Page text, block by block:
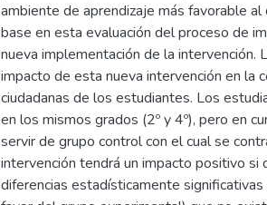
ambiente de aprendizaje más favorable
base en esta evaluación del proceso de
nueva implementación de la intervención.
impacto de esta nueva intervención en la
ciudadanas de los estudiantes. Los
en los mismos grados (2º y 4º), pero en
servir de grupo control con el cual se
intervención tendrá un impacto positivo
diferencias estadísticamente